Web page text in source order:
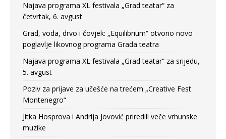
Najava programa XL festivala „Grad teatar“ za
četvrtak, 6. avgust
Grad, voda, drvo i čovjek: „Equilibrium“ otvorio novo
poglavlje likovnog programa Grada teatra
Najava programa XL festivala „Grad teatar“ za srijedu,
5. avgust
Poziv za prijave za učešće na trećem „Creative Fest
Montenegro“
Jitka Hosprova i Andrija Jovović priredili veče vrhunske
muzike